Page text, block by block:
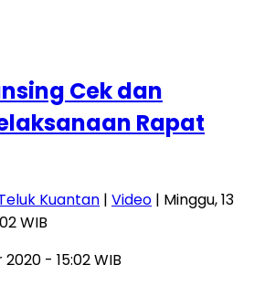
Cek dan
Rapat
Kuantan | Video | Minggu, 13
WIB
- 15:02 WIB